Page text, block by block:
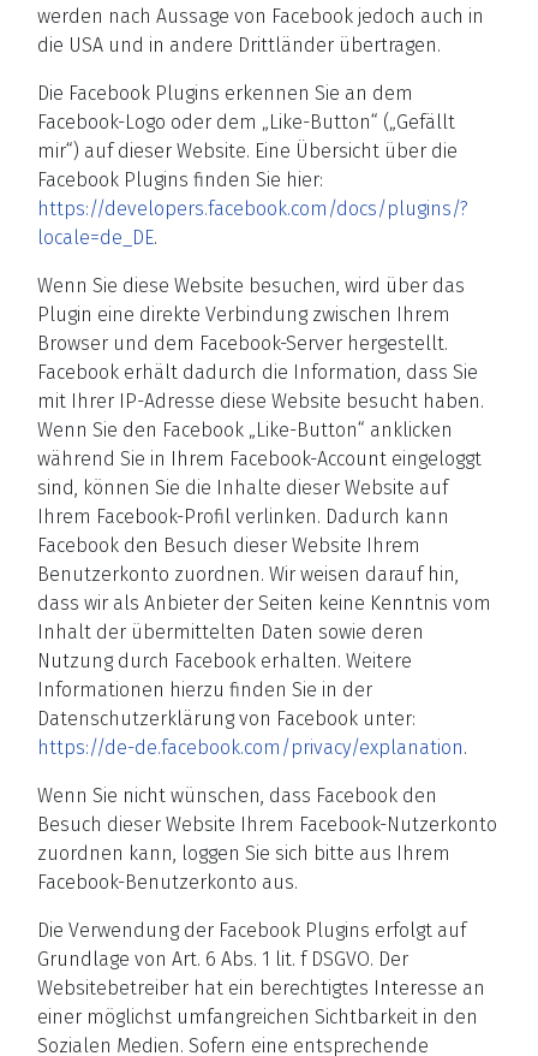
werden nach Aussage von Facebook jedoch auch in
die USA und in andere Drittländer übertragen.
Die Facebook Plugins erkennen Sie an dem
Facebook-Logo oder dem „Like-Button“ („Gefällt
mir“) auf dieser Website. Eine Übersicht über die
Facebook Plugins finden Sie hier:
https://developers.facebook.com/docs/plugins/?
locale=de_DE.
Wenn Sie diese Website besuchen, wird über das
Plugin eine direkte Verbindung zwischen Ihrem
Browser und dem Facebook-Server hergestellt.
Facebook erhält dadurch die Information, dass Sie
mit Ihrer IP-Adresse diese Website besucht haben.
Wenn Sie den Facebook „Like-Button“ anklicken
während Sie in Ihrem Facebook-Account eingeloggt
sind, können Sie die Inhalte dieser Website auf
Ihrem Facebook-Profil verlinken. Dadurch kann
Facebook den Besuch dieser Website Ihrem
Benutzerkonto zuordnen. Wir weisen darauf hin,
dass wir als Anbieter der Seiten keine Kenntnis vom
Inhalt der übermittelten Daten sowie deren
Nutzung durch Facebook erhalten. Weitere
Informationen hierzu finden Sie in der
Datenschutzerklärung von Facebook unter:
https://de-de.facebook.com/privacy/explanation.
Wenn Sie nicht wünschen, dass Facebook den
Besuch dieser Website Ihrem Facebook-Nutzerkonto
zuordnen kann, loggen Sie sich bitte aus Ihrem
Facebook-Benutzerkonto aus.
Die Verwendung der Facebook Plugins erfolgt auf
Grundlage von Art. 6 Abs. 1 lit. f DSGVO. Der
Websitebetreiber hat ein berechtigtes Interesse an
einer möglichst umfangreichen Sichtbarkeit in den
Sozialen Medien. Sofern eine entsprechende